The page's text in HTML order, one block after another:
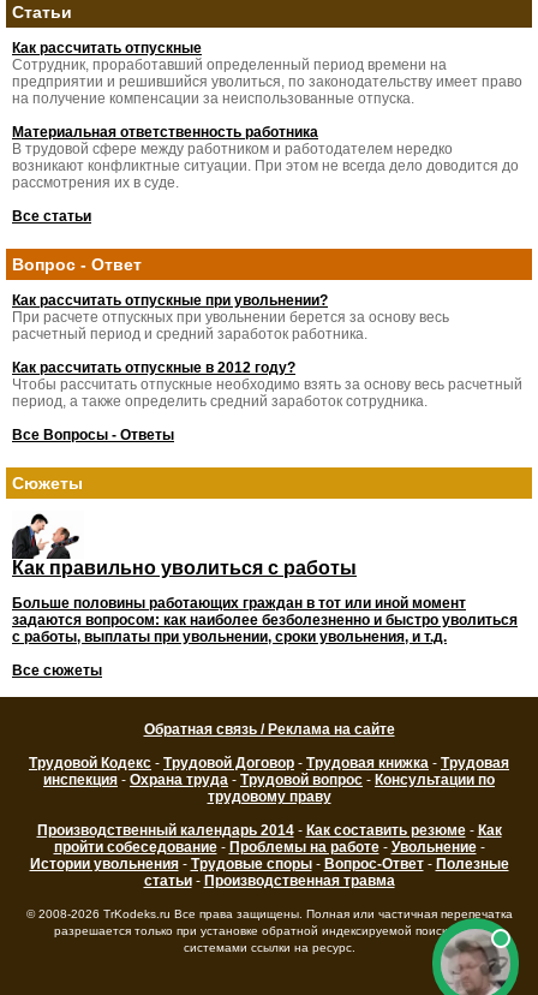
Статьи
Как рассчитать отпускные
Сотрудник, проработавший определенный период времени на
предприятии и решившийся уволиться, по законодательству имеет право
на получение компенсации за неиспользованные отпуска.
Материальная ответственность работника
В трудовой сфере между работником и работодателем нередко
возникают конфликтные ситуации. При этом не всегда дело доводится до
рассмотрения их в суде.
Все статьи
Вопрос - Ответ
Как рассчитать отпускные при увольнении?
При расчете отпускных при увольнении берется за основу весь
расчетный период и средний заработок работника.
Как рассчитать отпускные в 2012 году?
Чтобы рассчитать отпускные необходимо взять за основу весь расчетный
период, а также определить средний заработок сотрудника.
Все Вопросы - Ответы
Сюжеты
Как правильно уволиться с работы
Больше половины работающих граждан в тот или иной момент
задаются вопросом: как наиболее безболезненно и быстро уволиться
с работы, выплаты при увольнении, сроки увольнения, и т.д.
Все сюжеты
Обратная связь / Реклама на сайте
Трудовой Кодекс - Трудовой Договор - Трудовая книжка - Трудовая
инспекция - Охрана труда - Трудовой вопрос - Консультации по
трудовому праву
Производственный календарь 2014- Как составить резюме- Как
пройти собеседование- Проблемы на работе- Увольнение-
Истории увольнения- Трудовые споры- Вопрос-Ответ- Полезные
статьи- Производственная травма
© 2008-2026 TrKodeks.ru Все права защищены. Полная или частичная перепечатка
разрешается только при установке обратной индексируемой поисковыми
системами ссылки на ресурс.